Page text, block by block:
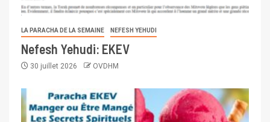
LA PARACHA DE LA SEMAINE NEFESH YEHUDI
Nefesh Yehudi: EKEV
30 juillet 2026 OVDHM